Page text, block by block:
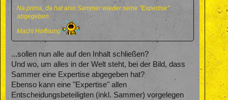
Na prima, da hat also Sammer wieder seine "Expertise"
abgegeben.
Macht Hoffnung
...sollen nun alle auf den Inhalt schließen?
Und wo, um alles in der Welt steht, bei der Bild, dass
Sammer eine Expertise abgegeben hat?
Ebenso kann eine "Expertise" allen
Entscheidungsbeteiligten (inkl. Sammer) vorgelegen